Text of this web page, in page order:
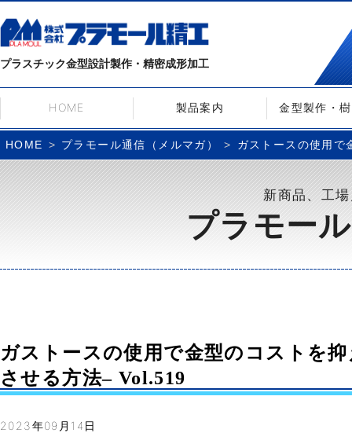
プラスチック金型設計製作・精密成形加工
HOME 製品案内 金型製作・
HOME プラモール通信（メルマガ） ガストースの使用
新商品、工
プラモー
ガストースの使用で金型のコストを
させる方法– Vol.519
2023年09月14日